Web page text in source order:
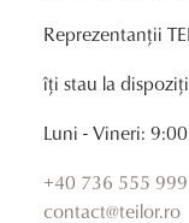
Reprezentanții
îți stau la
Luni - Vineri:
+40 736 555 999
contact@teilor.ro